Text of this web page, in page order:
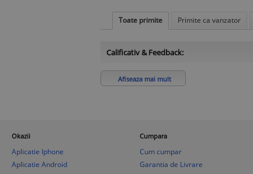
Toate primite Primite ca vanzator
Calificativ & Feedback:
Afiseaza mai mult
Okazii
Aplicatie Iphone
Aplicatie Android
Cumpara
Cum cumpar
Garantia de Livrare